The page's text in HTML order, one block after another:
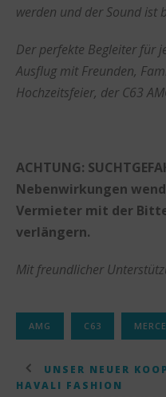
werden und der Sound ist
Der perfekte Begleiter für
Ausflug mit Freunden,
Hochzeitsfeier, der C63
ACHTUNG:
Nebenwirkungen
Vermieter mit der
verlängern.
Mit freundlicher
AMG C63
UNSER NEUER
HAVALI FASHION